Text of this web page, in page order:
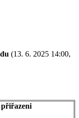
(13. 6. 2025 14:00,